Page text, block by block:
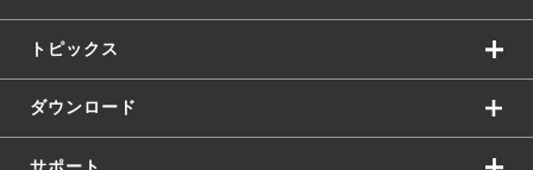
トピックス
ダウンロード